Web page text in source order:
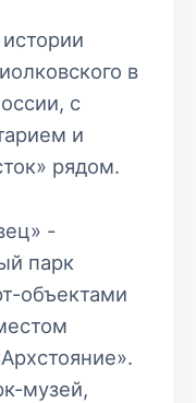
в
с
и
рядом.
-
парк
объектами
музей,